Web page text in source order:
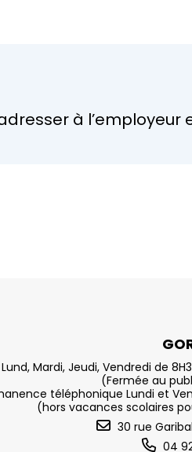
à
Lund, Mardi, Jeudi, Vendredi de
(Fermée au
téléphonique Lundi et
(hors vacances scolaires
30 rue
04